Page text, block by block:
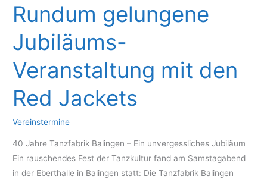
Rundum gelungene
Jubiläums-
Veranstaltung mit den
Red Jackets
Vereinstermine
40 Jahre Tanzfabrik Balingen – Ein unvergessliches Jubiläum
Ein rauschendes Fest der Tanzkultur fand am Samstagabend
in der Eberthalle in Balingen statt: Die Tanzfabrik Balingen